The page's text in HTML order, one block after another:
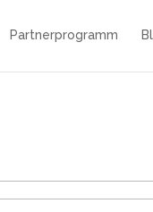
Partnerprogramm